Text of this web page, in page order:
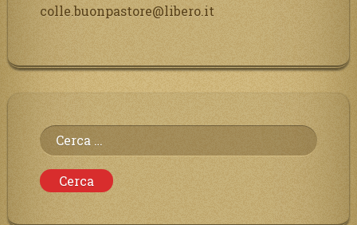
colle.buonpastore@libero.it
Ricerca
per: